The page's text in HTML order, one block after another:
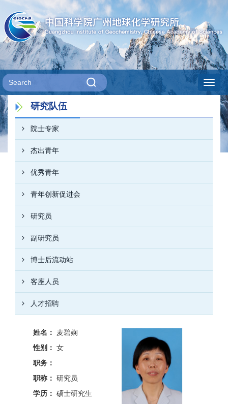
研究队伍
院士专家
杰出青年
优秀青年
青年创新促进会
研究员
副研究员
博士后流动站
客座人员
人才招聘
姓名：
麦碧娴
性别： 女
职务：
职称： 研究员
学历： 硕士研究生